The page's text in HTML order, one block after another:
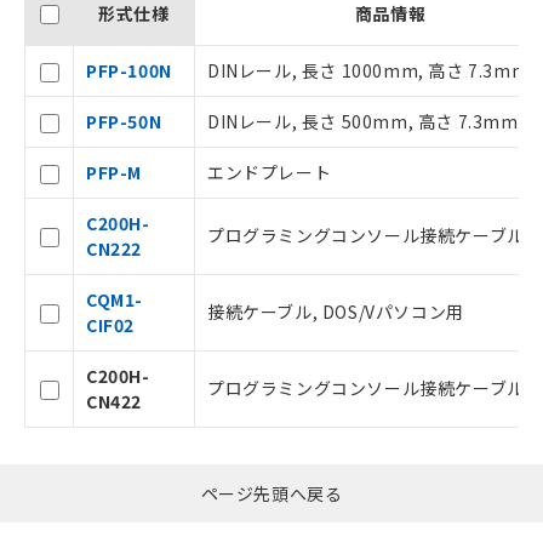
形式仕様 商品情報
PFP-100N DINレール, 長さ 1000mm, 高さ 7.3mm
PFP-50N DINレール, 長さ 500mm, 高さ 7.3mm
PFP-M エンドプレート
C200H-
CN222
プログラミングコンソール接続ケーブル,
CQM1-
CIF02
接続ケーブル, DOS/Vパソコン用
C200H-
CN422
プログラミングコンソール接続ケーブル,
ページ先頭へ戻る
記
号
説明
○
△ 一定数には満たないが在庫あり
－
たはお客様担当のオムロン制御
受注生産機種、また在庫状況の
本サービスの対象外となる商品もある
ことをご了承ください。
在庫状況および標準価格照会結果は、
記載している更新日時点での社内デー
タに基づき作成されるものであり、閲
覧された時点での実際の在庫および標
準価格とは異なる場合があることをご
了承ください。
正式な納期状況および標準価格はお客
様のお取引先、またはお客様担当のオ
ムロン制御機器販売店・当社販売員に
ご相談ください。
オムロン制御機器販売店や当社販売拠
点は「販売ネットワーク
」をご確認
ください。
在庫状況および標準価格結果を当社の
事前の承諾なく第三者に漏洩または開
マイパーツ機能（部品リスト作成サー
ビス）をご利用いただくには、I-Web